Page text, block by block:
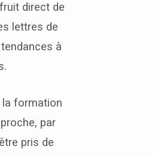
direct de
lettres de
à
la formation
par
pris de